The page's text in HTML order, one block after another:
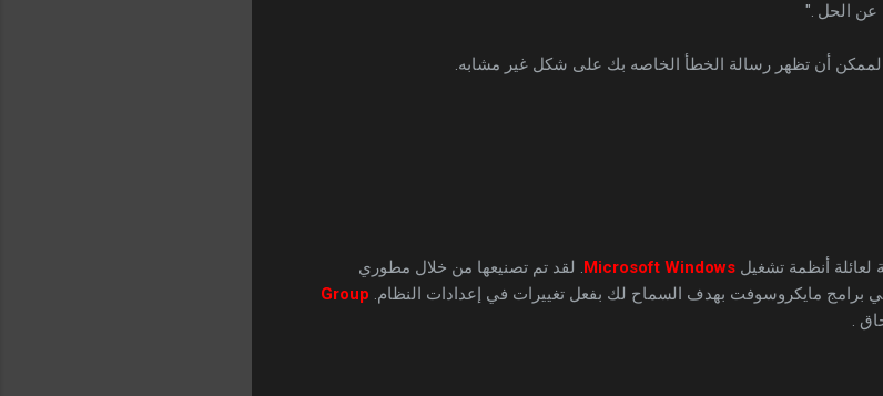
عن الحل ."
أن تظهر رسالة الخطأ الخاصه بك على شكل غير مشابه.
لعائلة أنظمة تشغيل Microsoft Windows. لقد تم تصنيعها من خلال مطوري
برامج مايكروسوفت بهدف السماح لك بفعل تغييرات في إعدادات النظام. Group
.